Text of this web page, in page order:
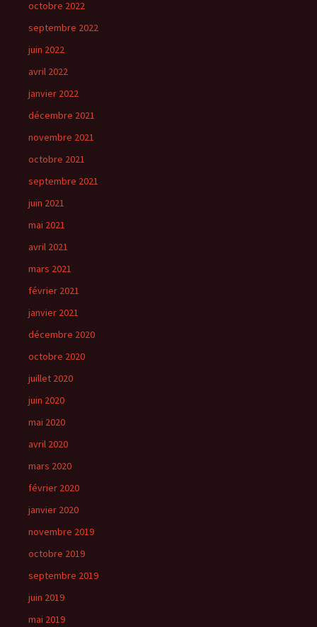
octobre 2022
septembre 2022
juin 2022
avril 2022
janvier 2022
décembre 2021
novembre 2021
octobre 2021
septembre 2021
juin 2021
mai 2021
avril 2021
mars 2021
février 2021
janvier 2021
décembre 2020
octobre 2020
juillet 2020
juin 2020
mai 2020
avril 2020
mars 2020
février 2020
janvier 2020
novembre 2019
octobre 2019
septembre 2019
juin 2019
mai 2019